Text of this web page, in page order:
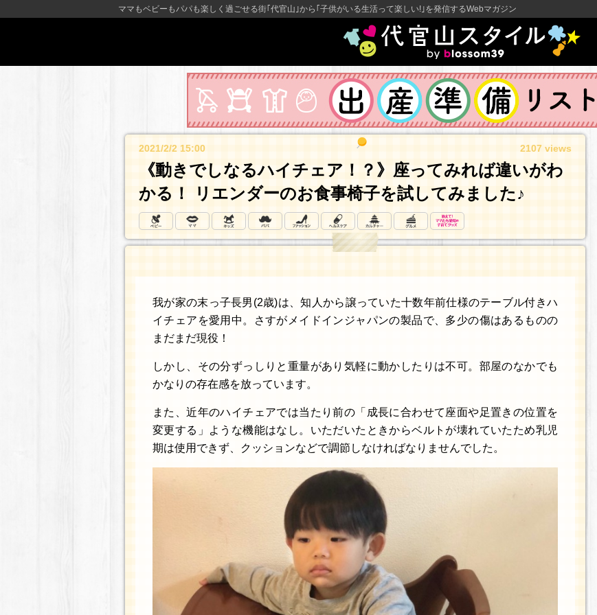
ママもベビーもパパも楽しく過ごせる街｢代官山｣から｢子供がいる生活って楽しい!｣を発信するWebマガジン
2021/2/2 15:00 2107 views
《動きでしなるハイチェア！？》座ってみれば違いがわ
かる！ リエンダーのお食事椅子を試してみました♪
我が家の末っ子長男(2歳)は、知人から譲っていた十数年前仕様のテーブル付きハ
イチェアを愛用中。さすがメイドインジャパンの製品で、多少の傷はあるものの
まだまだ現役！
しかし、その分ずっしりと重量があり気軽に動かしたりは不可。部屋のなかでも
かなりの存在感を放っています。
また、近年のハイチェアでは当たり前の「成長に合わせて座面や足置きの位置を
変更する」ような機能はなし。いただいたときからベルトが壊れていたため乳児
期は使用できず、クッションなどで調節しなければなりませんでした。